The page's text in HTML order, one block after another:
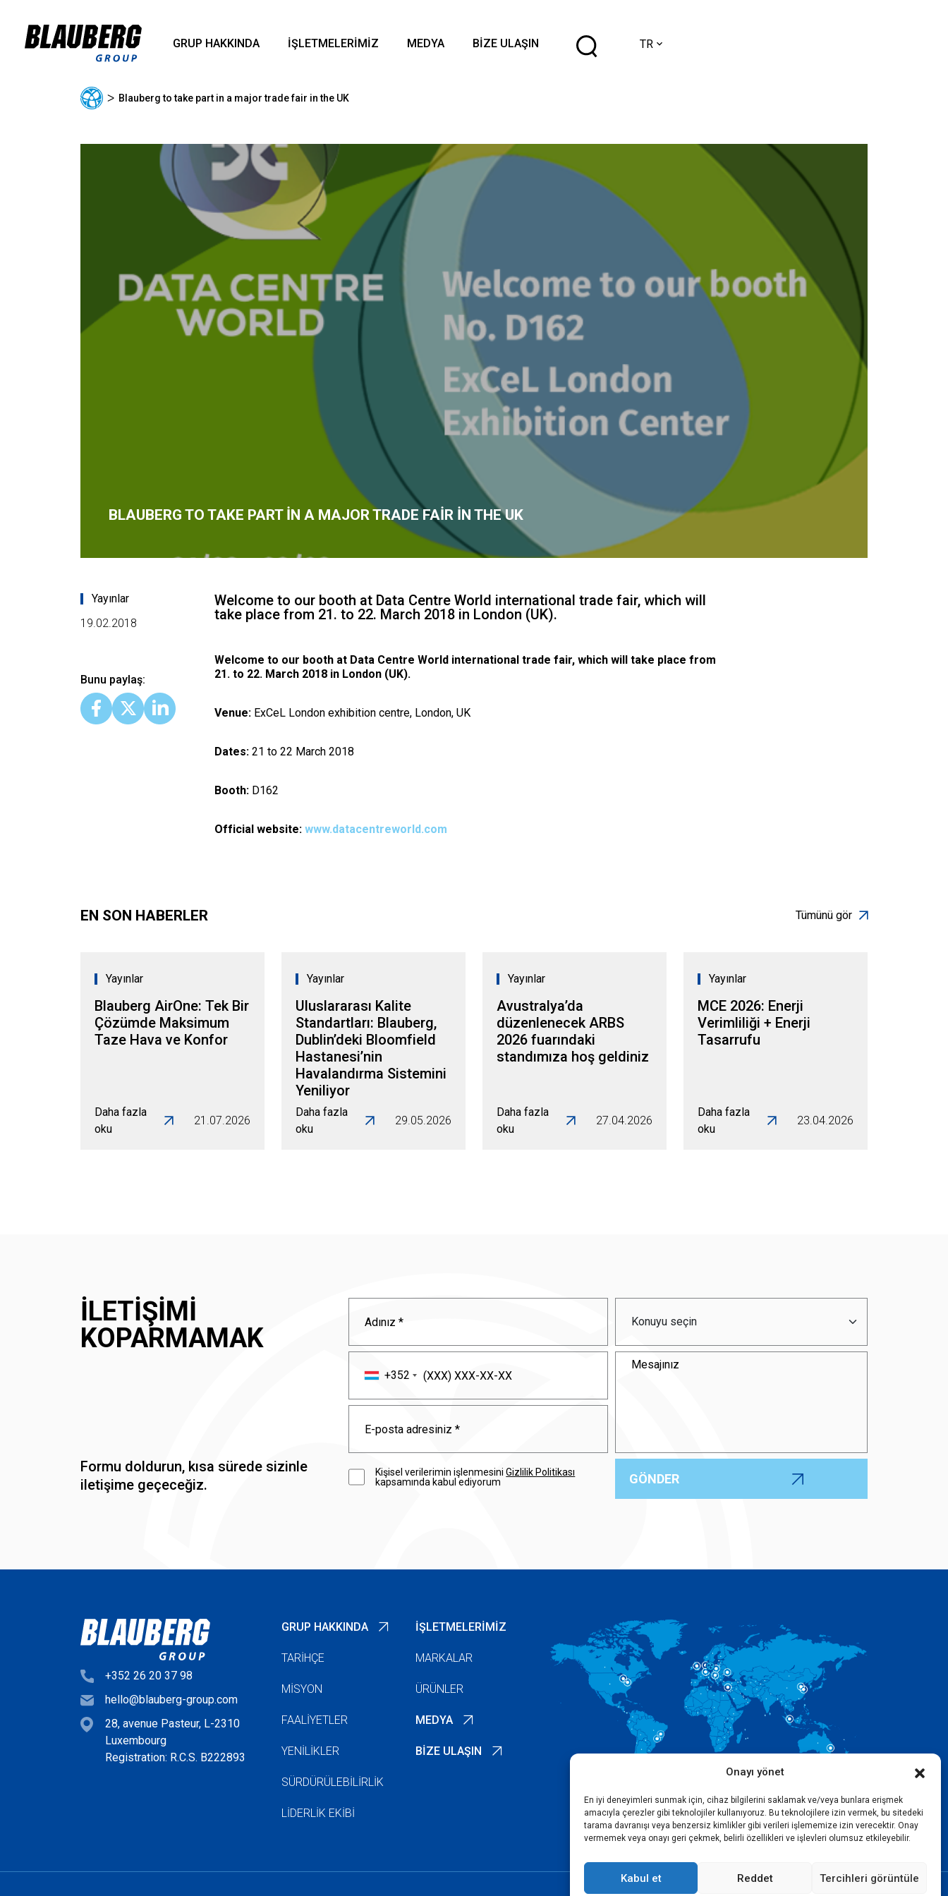
Onayı yönet
En iyi deneyimleri sunmak için, cihaz bilgilerini saklamak ve/veya bunlara erişmek
amacıyla çerezler gibi teknolojiler kullanıyoruz. Bu teknolojilere izin vermek, bu sitedeki
tarama davranışı veya benzersiz kimlikler gibi verileri işlememize izin verecektir. Onay
vermemek veya onayı geri çekmek, belirli özellikleri ve işlevleri olumsuz etkileyebilir.
Kabul et Reddet Tercihleri görüntüle
GRUP HAKKINDA İŞLETMELERIMIZ MEDYA BIZE ULAŞIN TR
ᐳ Blauberg to take part in a major trade fair in the UK
BLAUBERG TO TAKE PART IN A MAJOR TRADE FAIR IN THE UK
Yayınlar
19.02.2018
Bunu paylaş:
Welcome to our booth at Data Centre World international trade fair, which will
take place from 21. to 22. March 2018 in London (UK).
Welcome to our booth at Data Centre World international trade fair, which will take place from
21. to 22. March 2018 in London (UK).
Venue: ExCeL London exhibition centre, London, UK
Dates: 21 to 22 March 2018
Booth: D162
Official website: www.datacentreworld.com
EN SON HABERLER Tümünü gör
Yayınlar
Blauberg AirOne: Tek Bir
Çözümde Maksimum
Taze Hava ve Konfor
Daha fazla
oku
21.07.2026
Yayınlar
Uluslararası Kalite
Standartları: Blauberg,
Dublin’deki Bloomfield
Hastanesi’nin
Havalandırma Sistemini
Yeniliyor
Daha fazla
oku
29.05.2026
Yayınlar
Avustralya’da
düzenlenecek ARBS
2026 fuarındaki
standımıza hoş geldiniz
Daha fazla
oku
27.04.2026
Yayınlar
MCE 2026: Enerji
Verimliliği + Enerji
Tasarrufu
Daha fazla
oku
23.04.2026
İLETIŞIMI
KOPARMAMAK
Formu doldurun, kısa sürede sizinle
iletişime geçeceğiz.
+352
Kişisel verilerimin işlenmesini Gizlilik Politikası
kapsamında kabul ediyorum
+352 26 20 37 98
hello@blauberg-group.com
28, avenue Pasteur, L-2310
Luxembourg
Registration: R.C.S. B222893
GRUP HAKKINDA
TARIHÇE
MISYON
FAALIYETLER
YENILIKLER
SÜRDÜRÜLEBILIRLIK
LIDERLIK EKIBI
İŞLETMELERIMIZ
MARKALAR
ÜRÜNLER
MEDYA
BIZE ULAŞIN